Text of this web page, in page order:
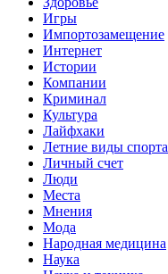
Игры
Импортозамещение
Интернет
Истории
Компании
Криминал
Культура
Лайфхаки
Летние виды спорта
Личный счет
Люди
Места
Мнения
Мода
Народная медицина
Наука